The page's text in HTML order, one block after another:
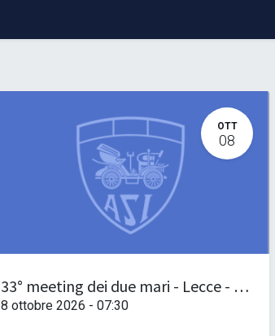
OTT
08
33° meeting dei due mari - Lecce - Gallipoli - Otranto - Santa Maria di Leuca
8 ottobre 2026 - 07:30